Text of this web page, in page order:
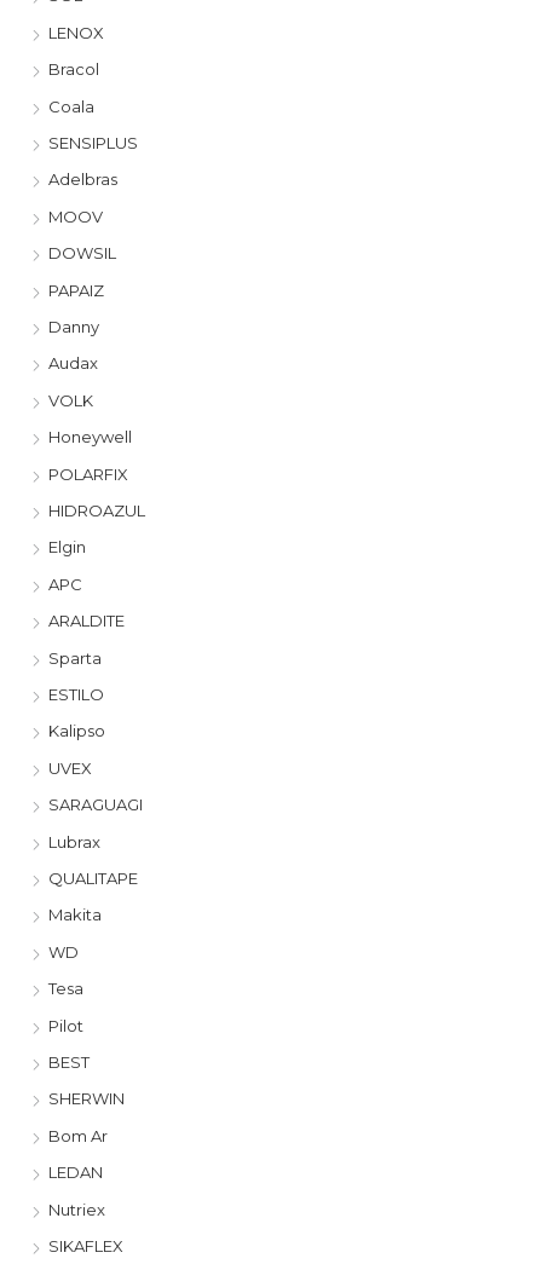
LENOX
Bracol
Coala
SENSIPLUS
Adelbras
MOOV
DOWSIL
PAPAIZ
Danny
Audax
VOLK
Honeywell
POLARFIX
HIDROAZUL
Elgin
APC
ARALDITE
Sparta
ESTILO
Kalipso
UVEX
SARAGUAGI
Lubrax
QUALITAPE
Makita
WD
Tesa
Pilot
BEST
SHERWIN
Bom Ar
LEDAN
Nutriex
SIKAFLEX